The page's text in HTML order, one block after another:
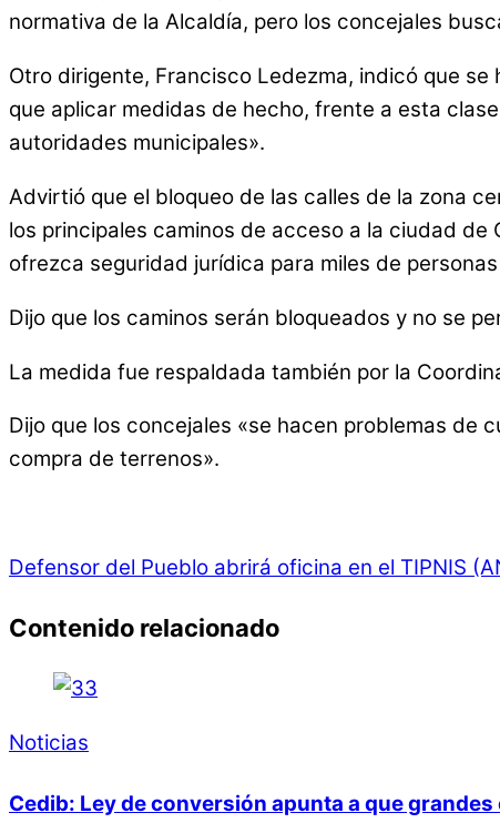
normativa de la Alcaldía, pero los concejales
Otro dirigente, Francisco Ledezma, indicó que
que aplicar medidas de hecho, frente a esta
autoridades municipales».
Advirtió que el bloqueo de las calles de la zona
los principales caminos de acceso a la ciudad
ofrezca seguridad jurídica para miles de
Dijo que los caminos serán bloqueados y no se
La medida fue respaldada también por la
Dijo que los concejales «se hacen problemas de
compra de terrenos».
Defensor del Pueblo abrirá oficina en el TIPNIS
Contenido relacionado
Noticias
Cedib: Ley de conversión apunta a que